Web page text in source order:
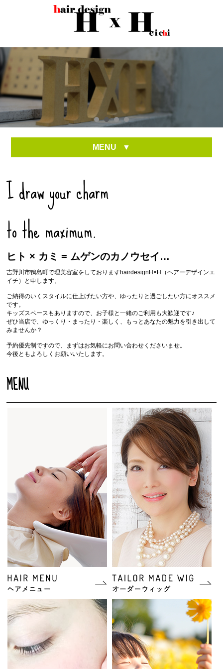
MENU ▼
I draw your charm
to the maximum.
ヒト × カミ = ムゲンのカノウセイ…
吉野川市鴨島町で理美容室をしておりますhairdesignH×H（ヘアーデザインエ
イチ）と申します。
ご納得のいくスタイルに仕上げたい方や、ゆったりと過ごしたい方にオススメ
です。
キッズスペースもありますので、お子様と一緒のご利用も大歓迎です♪
ぜひ当店で、ゆっくり・まったり・楽しく、もっとあなたの魅力を引き出して
みませんか？
予約優先制ですので、まずはお気軽にお問い合わせくださいませ。
今後ともよろしくお願いいたします。
MENU